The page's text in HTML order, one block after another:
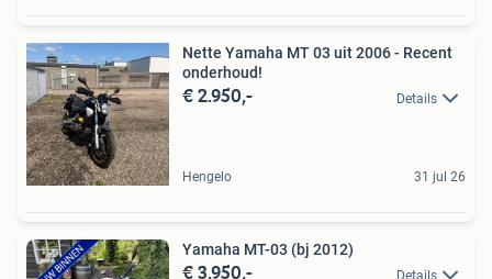
Nette Yamaha MT 03 uit 2006 - Recent
onderhoud!
€ 2.950,- Details
Hengelo 31 jul 26
Yamaha MT-03 (bj 2012)
€ 3.950,- Details